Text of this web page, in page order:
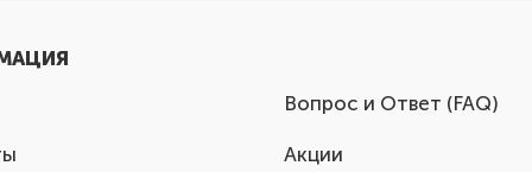
Вопрос и Ответ (FAQ)
Акции